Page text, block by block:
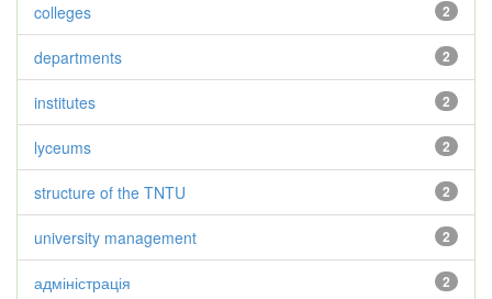
2
colleges
2
departments
2
institutes
2
lyceums
2
structure of the TNTU
2
university management
2
адміністрація